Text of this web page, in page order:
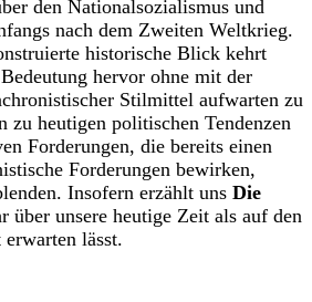
den Nationalsozialismus und
nach dem Zweiten Weltkrieg.
historische Blick kehrt
hervor ohne mit der
Stilmittel aufwarten zu
zu heutigen politischen Tendenzen
Forderungen, die bereits einen
Forderungen bewirken,
Insofern erzählt uns Die
über unsere heutige Zeit als auf den
lässt.